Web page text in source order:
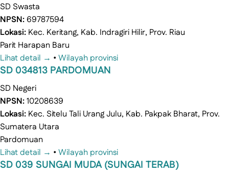
SD Swasta
NPSN:69787594
Lokasi: Kec. Keritang, Kab. Indragiri Hilir, Prov. Riau
Parit Harapan Baru
Lihat detail → • Wilayah provinsi
SD 034813 PARDOMUAN
SD Negeri
NPSN:10208639
Lokasi: Kec. Sitelu Tali Urang Julu, Kab. Pakpak Bharat, Prov.
Sumatera Utara
Pardomuan
Lihat detail → • Wilayah provinsi
SD 039 SUNGAI MUDA (SUNGAI TERAB)